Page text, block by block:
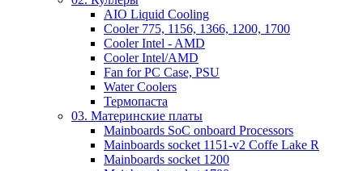
AIO Liquid Cooling
Cooler 775, 1156, 1366, 1200, 1700
Cooler Intel - AMD
Cooler Intel/AMD
Fan for PC Case, PSU
Water Coolers
Термопаста
03. Материнские платы
Mainboards SoC onboard Processors
Mainboards socket 1151-v2 Coffe Lake R
Mainboards socket 1200